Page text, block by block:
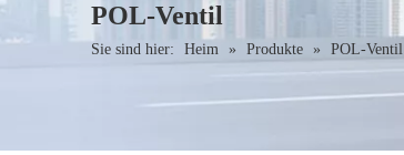
POL-Ventil
Sie sind hier: Heim » Produkte » POL-Ventil